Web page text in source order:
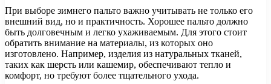
При выборе зимнего пальто важно учитывать не только его
внешний вид, но и практичность. Хорошее пальто должно
быть долговечным и легко ухаживаемым. Для этого стоит
обратить внимание на материалы, из которых оно
изготовлено. Например, изделия из натуральных тканей,
таких как шерсть или кашемир, обеспечивают тепло и
комфорт, но требуют более тщательного ухода.